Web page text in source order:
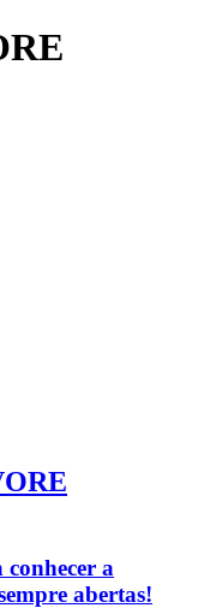
a
abertas!